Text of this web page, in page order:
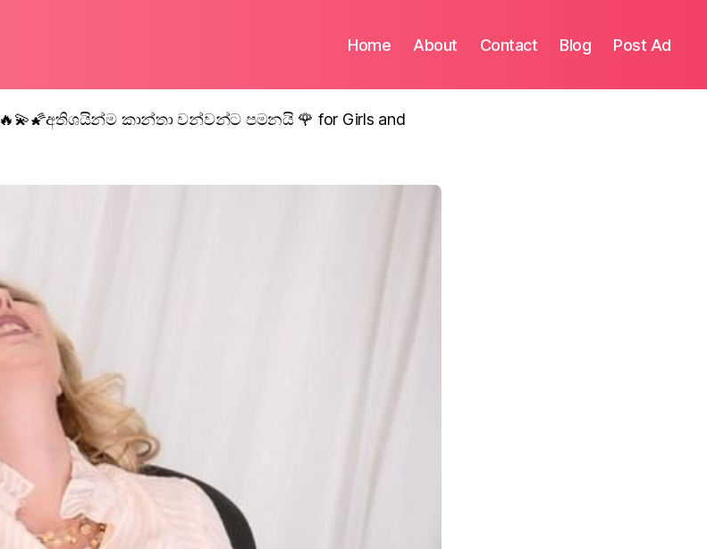
Home About Contact Blog Post Ad
🔥💫🌠අතිශයින්ම කාන්තා වන්වන්ට පමනයි 🌹 for Girls and